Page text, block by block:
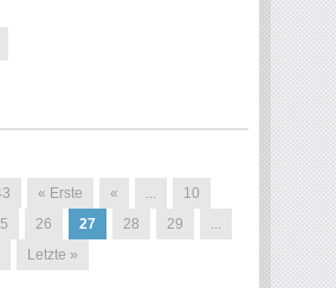
« Erste «
10
26 27 28 29
Letzte »